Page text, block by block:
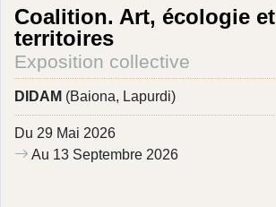
Coalition. Art, écologie et
territoires
Exposition collective
DIDAM (Baiona, Lapurdi)
Du 29 Mai 2026
Au 13 Septembre 2026